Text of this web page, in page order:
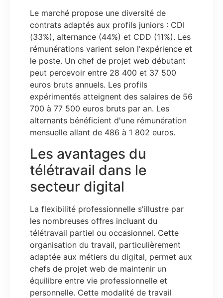
Le marché propose une diversité de
contrats adaptés aux profils juniors : CDI
(33%), alternance (44%) et CDD (11%). Les
rémunérations varient selon l'expérience et
le poste. Un chef de projet web débutant
peut percevoir entre 28 400 et 37 500
euros bruts annuels. Les profils
expérimentés atteignent des salaires de 56
700 à 77 500 euros bruts par an. Les
alternants bénéficient d'une rémunération
mensuelle allant de 486 à 1 802 euros.
Les avantages du
télétravail dans le
secteur digital
La flexibilité professionnelle s'illustre par
les nombreuses offres incluant du
télétravail partiel ou occasionnel. Cette
organisation du travail, particulièrement
adaptée aux métiers du digital, permet aux
chefs de projet web de maintenir un
équilibre entre vie professionnelle et
personnelle. Cette modalité de travail